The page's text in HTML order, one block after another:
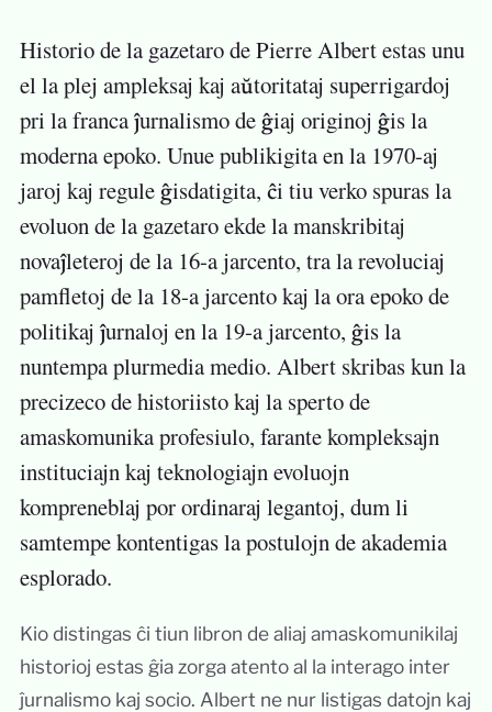
Historio de la gazetaro de Pierre Albert estas unu
el la plej ampleksaj kaj aŭtoritataj superrigardoj
pri la franca ĵurnalismo de ĝiaj originoj ĝis la
moderna epoko. Unue publikigita en la 1970-aj
jaroj kaj regule ĝisdatigita, ĉi tiu verko spuras la
evoluon de la gazetaro ekde la manskribitaj
novaĵleteroj de la 16-a jarcento, tra la revoluciaj
pamfletoj de la 18-a jarcento kaj la ora epoko de
politikaj ĵurnaloj en la 19-a jarcento, ĝis la
nuntempa plurmedia medio. Albert skribas kun la
precizeco de historiisto kaj la sperto de
amaskomunika profesiulo, farante kompleksajn
instituciajn kaj teknologiajn evoluojn
kompreneblaj por ordinaraj legantoj, dum li
samtempe kontentigas la postulojn de akademia
esplorado.
Kio distingas ĉi tiun libron de aliaj amaskomunikilaj
historioj estas ĝia zorga atento al la interago inter
ĵurnalismo kaj socio. Albert ne nur listigas datojn kaj